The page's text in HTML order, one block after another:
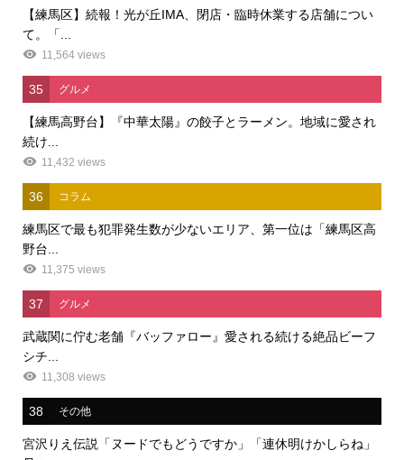
【練馬区】続報！光が丘IMA、閉店・臨時休業する店舗につい
て。「...
11,564 views
35 グルメ
【練馬高野台】『中華太陽』の餃子とラーメン。地域に愛され
続け...
11,432 views
36 コラム
練馬区で最も犯罪発生数が少ないエリア、第一位は「練馬区高
野台...
11,375 views
37 グルメ
武蔵関に佇む老舗『バッファロー』愛される続ける絶品ビーフ
シチ...
11,308 views
38 その他
宮沢りえ伝説「ヌードでもどうですか」「連休明けかしらね」